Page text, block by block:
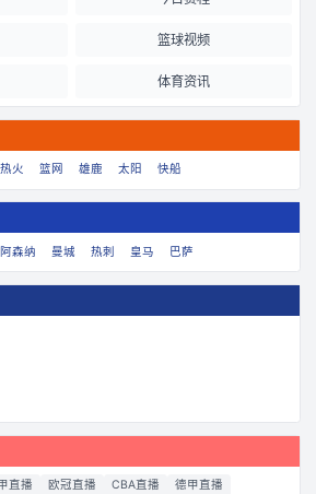
篮球视频
体育资讯
热火 篮网 雄鹿 太阳 快船
阿森纳 曼城 热刺 皇马 巴萨
直播 欧冠直播 CBA直播 德甲直播